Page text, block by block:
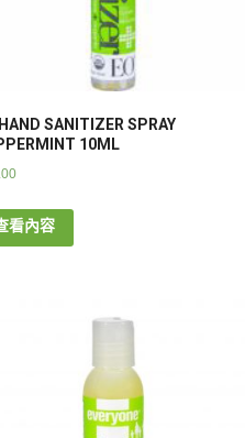
SANITIZER SPRAY
10ML
看內容